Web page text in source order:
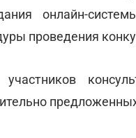
онлайн-
проведения